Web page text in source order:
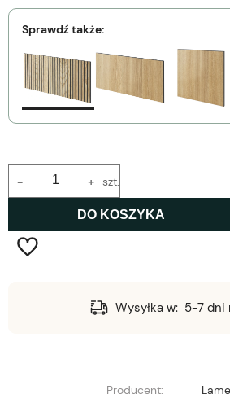
Sprawdź także:
+
- szt.
DO KOSZYKA
Wysyłka w: 5-7 dni
Producent: